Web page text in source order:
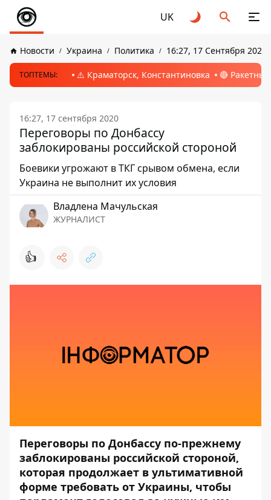
UK
Новости Украина Политика 16:27, 17 Сентября 2020
ТОПТЕМЫ: ⚠️ Краматорск, Константиновка 🔴
16:27, 17 сентября 2020
Переговоры по Донбассу
заблокированы российской стороной
Боевики угрожают в ТКГ срывом обмена, если
Украина не выполнит их условия
Владлена Мачульская
ЖУРНАЛИСТ
👍
Переговоры по Донбассу по-прежнему
заблокированы российской стороной,
которая продолжает в ультимативной
форме требовать от Украины, чтобы